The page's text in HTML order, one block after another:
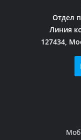
Отдел
Линия
127434,